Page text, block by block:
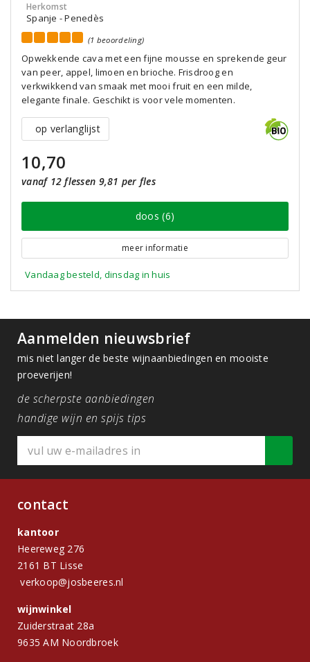
Herkomst
Spanje - Penedès
(1 beoordeling)
Opwekkende cava met een fijne mousse en sprekende geur
van peer, appel, limoen en brioche. Frisdroog en
verkwikkend van smaak met mooi fruit en een milde,
elegante finale. Geschikt is voor vele momenten.
op verlanglijst
10,70
vanaf 12 flessen 9,81 per fles
doos (6)
meer informatie
Vandaag besteld, dinsdag in huis
Aanmelden nieuwsbrief
mis niet langer de beste wijnaanbiedingen en mooiste
proeverijen!
de scherpste aanbiedingen
handige wijn en spijs tips
contact
kantoor
Heereweg 276
2161 BT Lisse
verkoop@josbeeres.nl
wijnwinkel
Zuiderstraat 28a
9635 AM Noordbroek